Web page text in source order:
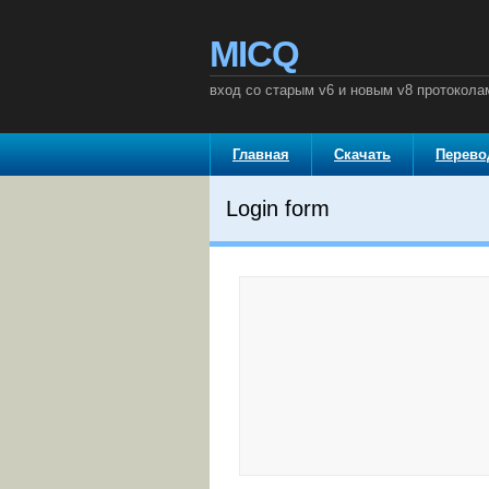
MICQ
вход со старым v6 и новым v8
Главная Скачать
Login form